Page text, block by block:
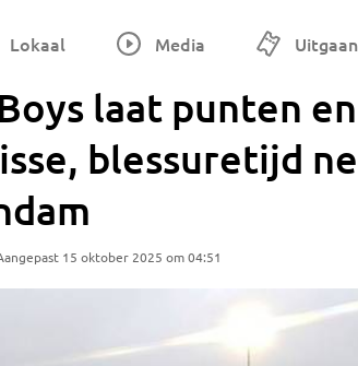
Lokaal Media Uitgaan
laat punten
blessuretijd
15 oktober 2025 om 04:51